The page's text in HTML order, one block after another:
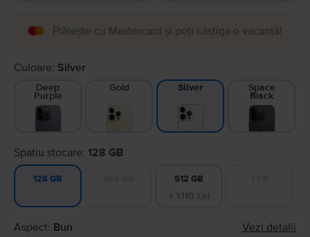
Plătește cu Mastercard și poți câștiga o vacanță!
Culoare: Silver
Deep
Purple
Gold Silver Space
Black
Spatiu stocare: 128 GB
128 GB 512 GB
+ 1.110 Lei
Aspect: Bun Vezi detalii